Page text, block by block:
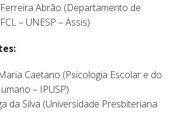
Abrão (Departamento de
– UNESP – Assis)
Caetano (Psicologia Escolar e do
– IPUSP)
da Silva (Universidade Presbiteriana